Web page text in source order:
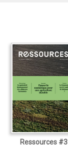
Ressources #3